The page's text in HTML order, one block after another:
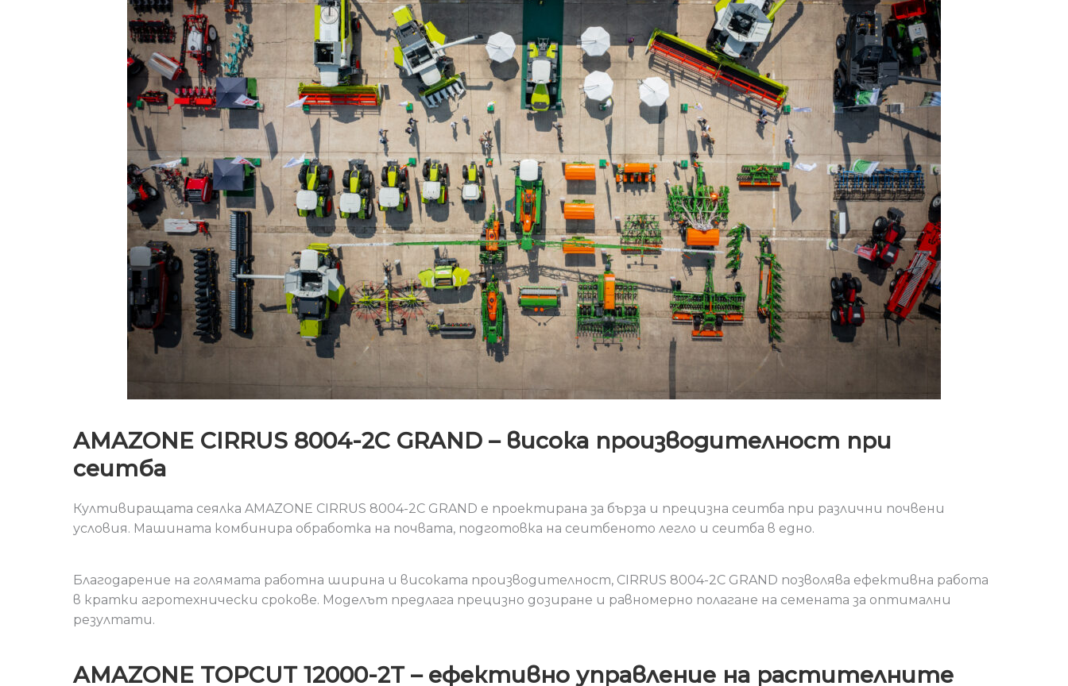
AMAZONE CIRRUS 8004-2C GRAND – висока производителност при
сеитба
Култивиращата сеялка AMAZONE CIRRUS 8004-2C GRAND е проектирана за бърза и прецизна сеитба при различни почвени
условия. Машината комбинира обработка на почвата, подготовка на сеитбеното легло и сеитба в едно.
Благодарение на голямата работна ширина и високата производителност, CIRRUS 8004-2C GRAND позволява ефективна работа
в кратки агротехнически срокове. Моделът предлага прецизно дозиране и равномерно полагане на семената за оптимални
резултати.
AMAZONE TOPCUT 12000-2T – ефективно управление на растителните